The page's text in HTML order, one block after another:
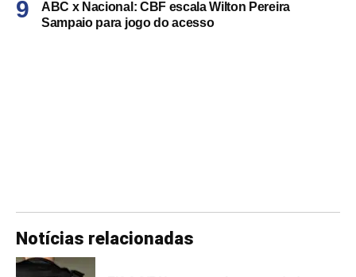
ABC x Nacional: CBF escala Wilton Pereira
Sampaio para jogo do acesso
Notícias relacionadas